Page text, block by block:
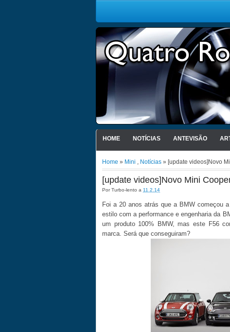
HOME NOTÍCIAS ANTEVISÃO
Home » Mini , Notícias » [update videos]Novo
[update videos]Novo Mini
PorTurbo-lento a 11.2.14
Foi a 20 anos atrás que a BMW começou
estilo com a performance e engenharia da
um produto 100% BMW, mas este F56
marca. Será que conseguiram?